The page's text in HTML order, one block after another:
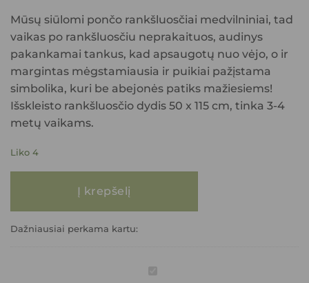
Mūsų siūlomi pončo rankšluosčiai medvilniniai, tad
vaikas po rankšluosčiu neprakaituos, audinys
pakankamai tankus, kad apsaugotų nuo vėjo, o ir
margintas mėgstamiausia ir puikiai pažįstama
simbolika, kuri be abejonės patiks mažiesiems!
Išskleisto rankšluosčio dydis 50 x 115 cm, tinka 3-4
metų vaikams.
Liko 4
Į krepšelį
Dažniausiai perkama kartu: